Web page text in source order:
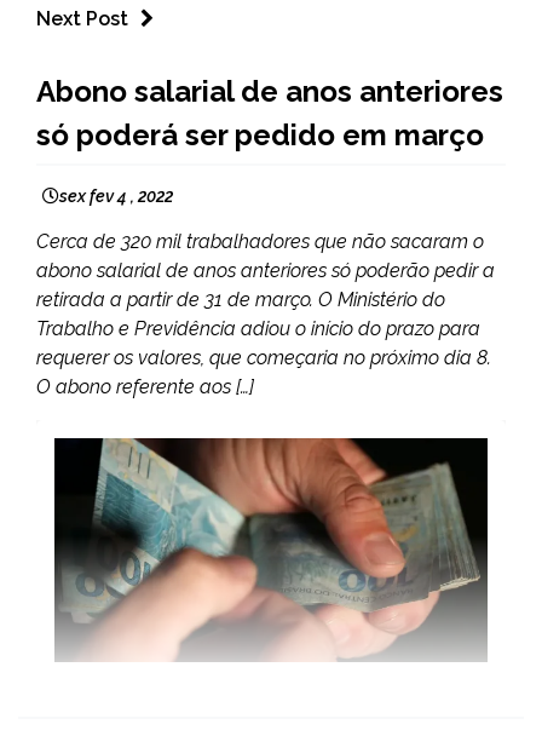
Next Post
NOTÍCIAS
Abono salarial de anos anteriores
só poderá ser pedido em março
sex fev 4 , 2022
Cerca de 320 mil trabalhadores que não sacaram o
abono salarial de anos anteriores só poderão pedir a
retirada a partir de 31 de março. O Ministério do
Trabalho e Previdência adiou o início do prazo para
requerer os valores, que começaria no próximo dia 8.
O abono referente aos […]